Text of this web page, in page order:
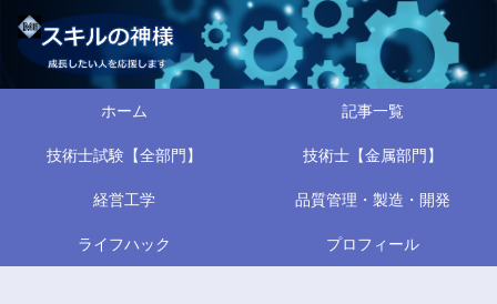
ホーム 記事一覧
技術士試験【全部門】 技術士【金属部門】
経営工学 品質管理・製造・開発
ライフハック プロフィール